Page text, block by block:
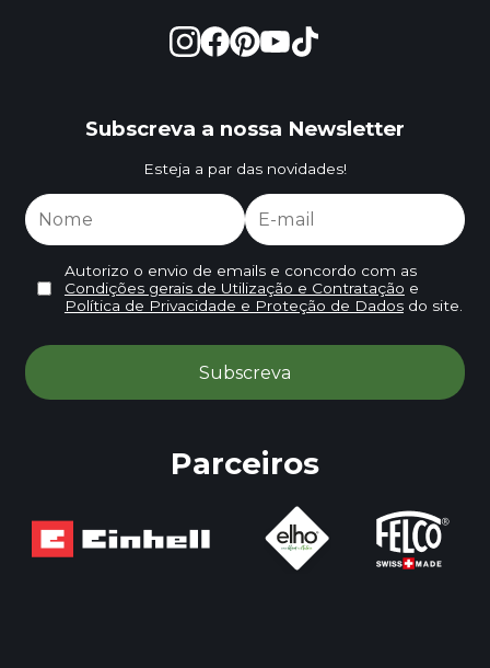
Subscreva a nossa Newsletter
Esteja a par das novidades!
Autorizo o envio de emails e concordo com as
Condições gerais de Utilização e Contratação e
Política de Privacidade e Proteção de Dadosdo site.
Parceiros